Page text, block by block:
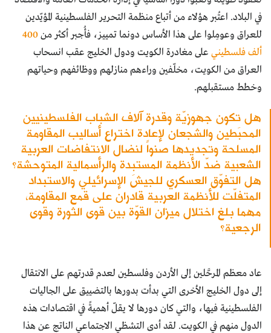
في البلاد. اعتُبر هؤلاء من أتباع منظمة التحرير الفلسطينية المؤيّدين
للعراق وعومِلوا على هذا الأساس دونما تمييز، فأُجبر أكثر من400
ألف فلسطيني على مغادرة الكويت ودول الخليج عقب انسحاب
العراق من الكويت، مخلّفين وراءهم منازلهم ووظائفهم وحياتهم
وخطط مستقبلهم.
هل تكون جهوزيّة وقدرة آلاف الشباب الفلسطينيين
المحبَطين والشجعان لإعادة اختراع أساليب المقاومة
المسلحة وتجديدها صنواً لنضال الانتفاضات العربية
الشعبية ضدّ الأنظمة المستبِدة والرأسمالية المتوحشة؟
هل التفوّق العسكري للجيش الإسرائيلي والاستبداد
المتفلّت للأنظمة العربية قادران على قمع المقاومة،
مهما بلغ اختلال ميزان القوّة بين قوى الثورة وقوى
الرجعية؟
عاد معظم المرحَّلين إلى الأردن وفلسطين لعدم قدرتهم على الانتقال
إلى دول الخليج الأخرى التي بدأت بدورها بالتضييق على الجاليات
الفلسطينية فيها، والتي كان دورها لا يقلّ أهميةً في اقتصادات هذه
الدول منهم في الكويت. لقد أدى التشظي الاجتماعي الناتج عن هذا